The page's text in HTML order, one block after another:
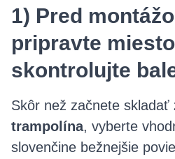
1) Pred
pripravte
skontrolujte
Skôr než začnete skladať
trampolína, vyberte
slovenčine bežnejšie